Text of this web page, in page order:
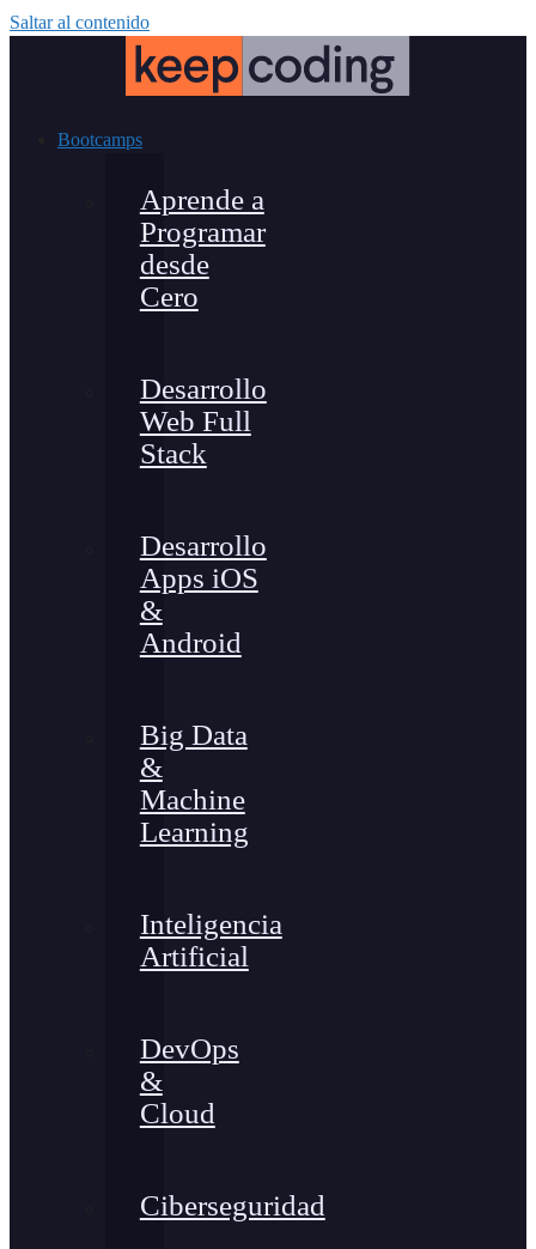
Saltar al contenido
Bootcamps
Aprende a
Programar
desde
Cero
Desarrollo
Web Full
Stack
Desarrollo
Apps iOS
&
Android
Big Data
&
Machine
Learning
Inteligencia
Artificial
DevOps
&
Cloud
Ciberseguridad